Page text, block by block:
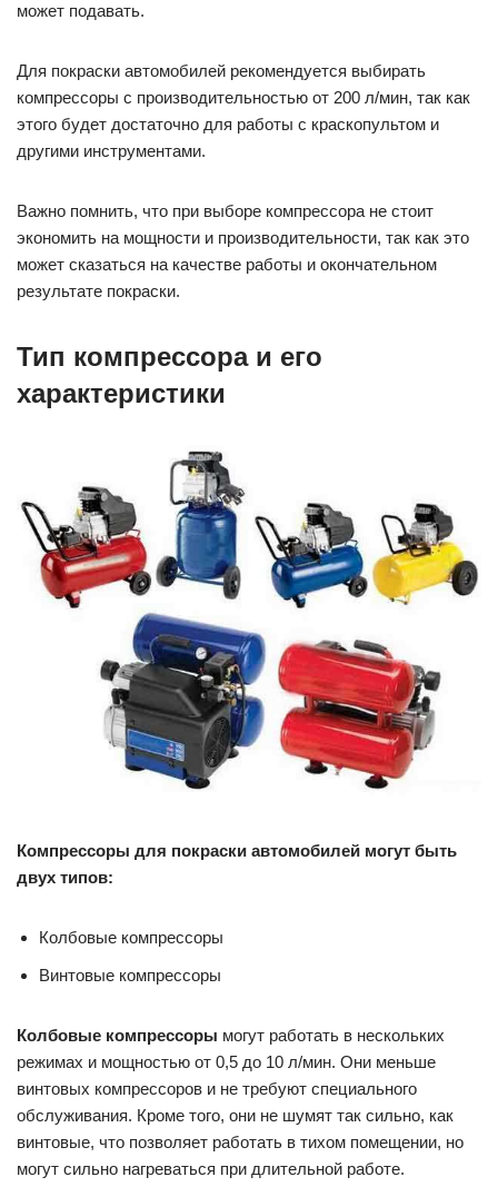
может подавать.
Для покраски автомобилей рекомендуется выбирать
компрессоры с производительностью от 200 л/мин, так как
этого будет достаточно для работы с краскопультом и
другими инструментами.
Важно помнить, что при выборе компрессора не стоит
экономить на мощности и производительности, так как это
может сказаться на качестве работы и окончательном
результате покраски.
Тип компрессора и его
характеристики
Компрессоры для покраски автомобилей могут быть
двух типов:
Колбовые компрессоры
Винтовые компрессоры
Колбовые компрессоры могут работать в нескольких
режимах и мощностью от 0,5 до 10 л/мин. Они меньше
винтовых компрессоров и не требуют специального
обслуживания. Кроме того, они не шумят так сильно, как
винтовые, что позволяет работать в тихом помещении, но
могут сильно нагреваться при длительной работе.